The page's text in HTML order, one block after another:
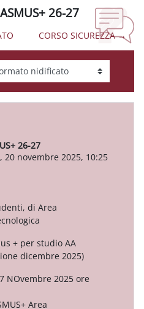
26-27
CORSO SICUREZZA →
26-27
20 novembre 2025, 10:25
di Area
+ per studio AA
dicembre 2025)
NOvembre 2025 ore
Area